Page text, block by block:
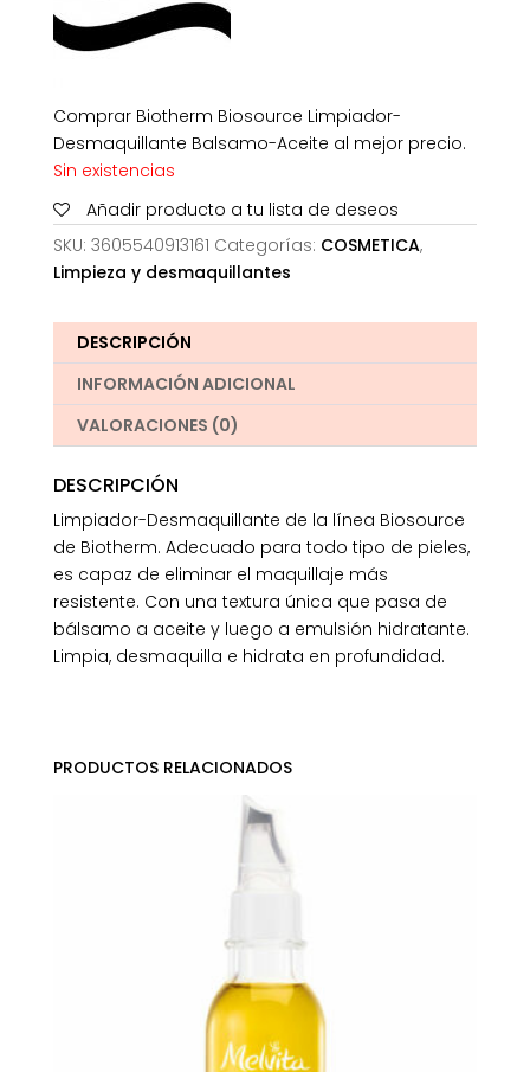
Comprar Biotherm Biosource Limpiador-
Desmaquillante Balsamo-Aceite al mejor precio.
Sin existencias
Añadir producto a tu lista de deseos
SKU: 3605540913161 Categorías: COSMETICA,
Limpieza y desmaquillantes
DESCRIPCIÓN
INFORMACIÓN ADICIONAL
VALORACIONES (0)
DESCRIPCIÓN
Limpiador-Desmaquillante de la línea Biosource
de Biotherm. Adecuado para todo tipo de pieles,
es capaz de eliminar el maquillaje más
resistente. Con una textura única que pasa de
bálsamo a aceite y luego a emulsión hidratante.
Limpia, desmaquilla e hidrata en profundidad.
PRODUCTOS RELACIONADOS